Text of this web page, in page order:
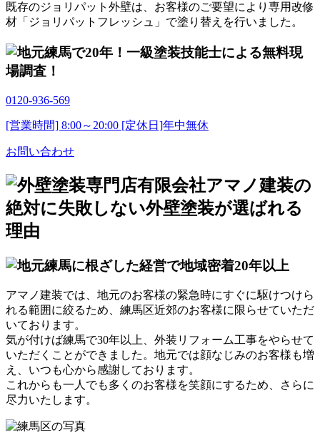
既存のジョリパット外壁は、お客様のご要望により専用改修
材「ジョリパットフレッシュ」で塗り替えを行いました。
0120-936-569
[営業時間] 8:00～20:00 [定休日]年中無休
お問い合わせ
アマノ建装では、地元のお客様の緊急時にすぐに駆けつけら
れる範囲に絞るため、練馬区近郊のお客様に限らせていただ
いております。
気が付けば練馬で30年以上、外装リフォーム工事をやらせて
いただくことができました。地元では顔なじみのお客様も増
え、いつも心から感謝しております。
これからも一人でも多くのお客様を笑顔にするため、さらに
尽力いたします。